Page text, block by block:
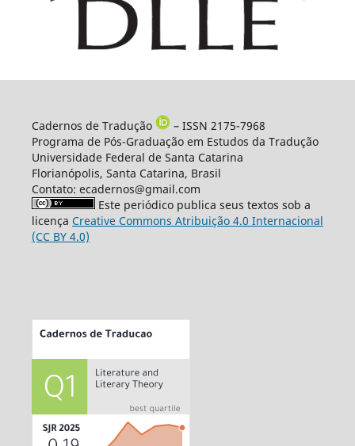
Cadernos de Tradução
– ISSN 2175-7968
Programa de Pós-Graduação em Estudos da Tradução
Universidade Federal de Santa Catarina
Florianópolis, Santa Catarina, Brasil
Contato: ecadernos@gmail.com
Este periódico publica seus textos sob a
licença Creative Commons Atribuição 4.0 Internacional
(CC BY 4.0)